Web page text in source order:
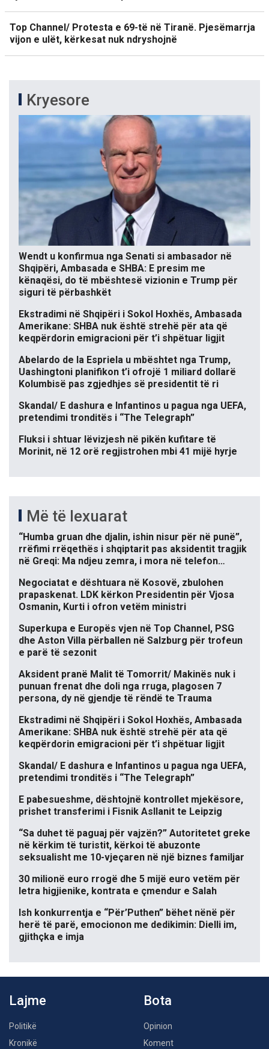
Top Channel/ Protesta e 69-të në Tiranë. Pjesëmarrja
vijon e ulët, kërkesat nuk ndryshojnë
Kryesore
Wendt u konfirmua nga Senati si ambasador në
Shqipëri, Ambasada e SHBA: E presim me
kënaqësi, do të mbështesë vizionin e Trump për
siguri të përbashkët
Ekstradimi në Shqipëri i Sokol Hoxhës, Ambasada
Amerikane: SHBA nuk është strehë për ata që
keqpërdorin emigracioni për t’i shpëtuar ligjit
Abelardo de la Espriela u mbështet nga Trump,
Uashingtoni planifikon t’i ofrojë 1 miliard dollarë
Kolumbisë pas zgjedhjes së presidentit të ri
Skandal/ E dashura e Infantinos u pagua nga UEFA,
pretendimi tronditës i “The Telegraph”
Fluksi i shtuar lëvizjesh në pikën kufitare të
Morinit, në 12 orë regjistrohen mbi 41 mijë hyrje
Më të lexuarat
“Humba gruan dhe djalin, ishin nisur për në punë”,
rrëfimi rrëqethës i shqiptarit pas aksidentit tragjik
në Greqi: Ma ndjeu zemra, i mora në telefon…
Negociatat e dështuara në Kosovë, zbulohen
prapaskenat. LDK kërkon Presidentin për Vjosa
Osmanin, Kurti i ofron vetëm ministri
Superkupa e Europës vjen në Top Channel, PSG
dhe Aston Villa përballen në Salzburg për trofeun
e parë të sezonit
Aksident pranë Malit të Tomorrit/ Makinës nuk i
punuan frenat dhe doli nga rruga, plagosen 7
persona, dy në gjendje të rëndë te Trauma
Ekstradimi në Shqipëri i Sokol Hoxhës, Ambasada
Amerikane: SHBA nuk është strehë për ata që
keqpërdorin emigracioni për t’i shpëtuar ligjit
Skandal/ E dashura e Infantinos u pagua nga UEFA,
pretendimi tronditës i “The Telegraph”
E pabesueshme, dështojnë kontrollet mjekësore,
prishet transferimi i Fisnik Asllanit te Leipzig
“Sa duhet të paguaj për vajzën?” Autoritetet greke
në kërkim të turistit, kërkoi të abuzonte
seksualisht me 10-vjeçaren në një biznes familjar
30 milionë euro rrogë dhe 5 mijë euro vetëm për
letra higjienike, kontrata e çmendur e Salah
Ish konkurrentja e “Për’Puthen” bëhet nënë për
herë të parë, emocionon me dedikimin: Dielli im,
gjithçka e imja
Lajme
Politikë
Kronikë
Bota
Opinion
Koment